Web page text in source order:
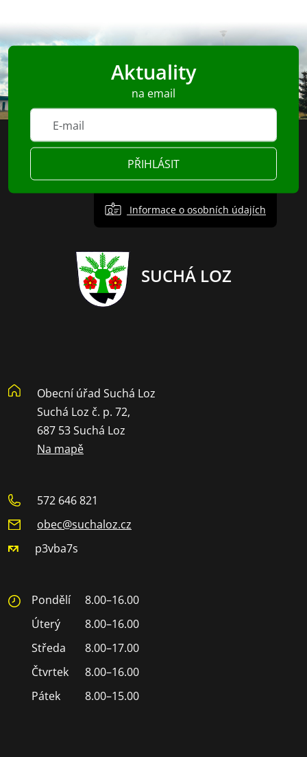
Aktuality
na email
PŘIHLÁSIT
Informace o osobních údajích
SUCHÁ LOZ
Obecní úřad Suchá Loz
Suchá Loz č. p. 72,
687 53 Suchá Loz
Na mapě
572 646 821
obec@suchaloz.cz
p3vba7s
Pondělí
8.00–16.00
Úterý
8.00–16.00
Středa
8.00–17.00
Čtvrtek
8.00–16.00
Pátek
8.00–15.00